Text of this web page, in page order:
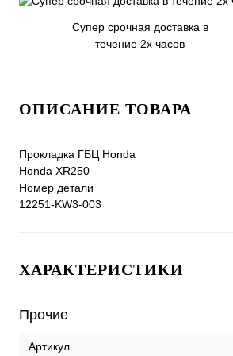
Супер срочная доставка в
течение 2х часов
ОПИСАНИЕ ТОВАРА
Прокладка ГБЦ Honda
Honda XR250
Номер детали
12251-KW3-003
ХАРАКТЕРИСТИКИ
Прочие
Артикул